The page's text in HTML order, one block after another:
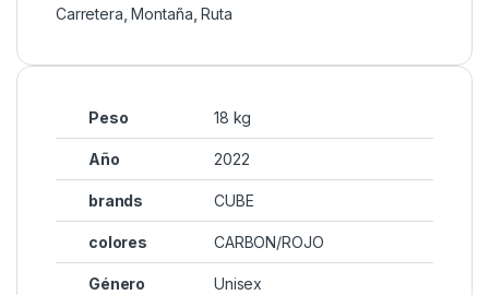
Carretera ,Montaña ,Ruta
Peso 18 kg
Año 2022
brands CUBE
colores CARBON/ROJO
Género Unisex